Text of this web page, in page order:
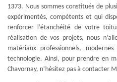
1373. Nous sommes constitués de
expérimentés, compétents et qui
renforcer l’étanchéité de votre
réalisation de vos projets, nous
matériaux professionnels,
technologie. Ainsi, pour prendre en
Chavornay, n’hésitez pas à contacter